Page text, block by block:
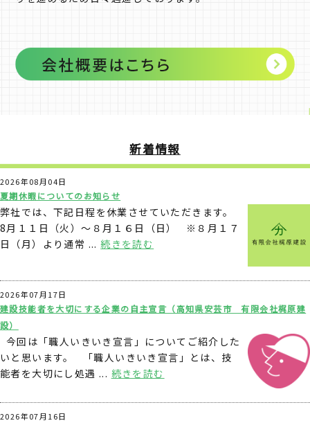
新着情報
2026年08月04日
夏期休暇についてのお知らせ
弊社では、下記日程を休業させていただきます。
8月１１日（火）～８月１６日（日） ※８月１７
日（月）より通常 ...続きを読む
2026年07月17日
建設技能者を大切にする企業の自主宣言（高知県安芸市 有限会社梶原建
設）
今回は「職人いきいき宣言」についてご紹介した
いと思います。 「職人いきいき宣言」とは、技
能者を大切にし処遇 ... 続きを読む
2026年07月16日